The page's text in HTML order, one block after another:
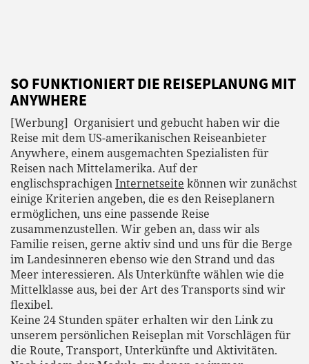
SO FUNKTIONIERT DIE REISEPLANUNG MIT
ANYWHERE
[Werbung] Organisiert und gebucht haben wir die
Reise mit dem US-amerikanischen Reiseanbieter
Anywhere, einem ausgemachten Spezialisten für
Reisen nach Mittelamerika. Auf der
englischsprachigenInternetseite können wir zunächst
einige Kriterien angeben, die es den Reiseplanern
ermöglichen, uns eine passende Reise
zusammenzustellen. Wir geben an, dass wir als
Familie reisen, gerne aktiv sind und uns für die Berge
im Landesinneren ebenso wie den Strand und das
Meer interessieren. Als Unterkünfte wählen wie die
Mittelklasse aus, bei der Art des Transports sind wir
flexibel.
Keine 24 Stunden später erhalten wir den Link zu
unserem persönlichen Reiseplan mit Vorschlägen für
die Route, Transport, Unterkünfte und Aktivitäten.